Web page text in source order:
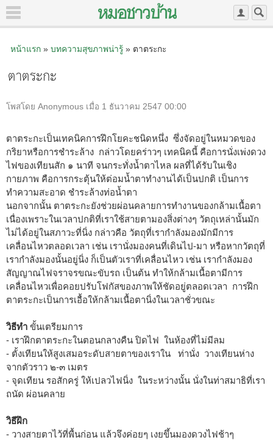
หน้าแรก» บทความสุขภาพน่ารู้» ตาตระกะ
ตาตระกะ
โพสโดย Anonymous เมื่อ 1 ธันวาคม 2547 00:00
ตาตระกะเป็นเทคนิคการฝึกโยคะชนิดหนึ่ง ซึ่งจัดอยู่ในหมวดของ
กริยาหรือการชำระล้าง กล่าวโดยคร่าวๆ เทคนิคนี้ คือการนั่งเพ่งดวง
ไฟของเทียนสัก ๑ นาที จนกระทั่งน้ำตาไหล ผลที่ได้รับในเชิง
กายภาพ คือการกระตุ้นให้ต่อมน้ำตาทำงานได้เป็นปกติ เป็นการ
ทำความสะอาด ชำระล้างท่อน้ำตา
นอกจากนั้น ตาตระกะยังช่วยผ่อนคลายการทำงานของกล้ามเนื้อตา
เนื่องเพราะในเวลาปกติที่เราใช้สายตามองสิ่งต่างๆ วัตถุเหล่านั้นมัก
ไม่ได้อยู่ในสภาวะที่นิ่ง กล่าวคือ วัตถุที่เรากำลังมองมักมีการ
เคลื่อนไหวตลอดเวลา เช่น เรานั่งมองคนที่เดินไป-มา หรือหากวัตถุที่
เรากำลังมองนั้นอยู่นิ่ง ก็เป็นตัวเราที่เคลื่อนไหว เช่น เรากำลังมอง
สัญญาณไฟจราจรขณะขับรถ เป็นต้น ทำให้กล้ามเนื้อตามีการ
เคลื่อนไหวเพื่อคอยปรับโฟกัสของภาพให้ชัดอยู่ตลอดเวลา การฝึก
ตาตระกะเป็นการเอื้อให้กล้ามเนื้อตานิ่งในเวลาชั่วขณะ
วิธีทำ ขั้นเตรียมการ
- เราฝึกตาตระกะในตอนกลางคืน ปิดไฟ ในห้องที่ไม่มีลม
- ตั้งเทียนให้สูงเสมอระดับสายตาของเราใน ท่านั่ง วางเทียนห่าง
จากตัวราว ๒-๓ เมตร
- จุดเทียน รอสักครู่ ให้เปลวไฟนิ่ง ในระหว่างนั้น นั่งในท่าสมาธิที่เรา
ถนัด ผ่อนคลาย
วิธีฝึก
- วางสายตาไว้ที่พื้นก่อน แล้วจึงค่อยๆ เงยขึ้นมองดวงไฟช้าๆ